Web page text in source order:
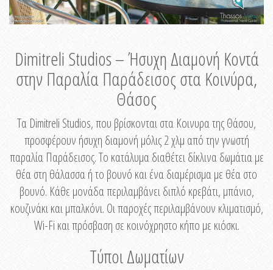
Dimitreli Studios – Ήσυχη Διαμονή Κοντά
στην Παραλία Παράδεισος στα Κοινύρα,
Θάσος
Τα Dimitreli Studios, που βρίσκονται στα Κοινυρα της Θάσου,
προσφέρουν ήσυχη διαμονή μόλις 2 χλμ από την γνωστή
παραλία Παράδεισος. Το κατάλυμα διαθέτει δίκλινα δωμάτια με
θέα στη θάλασσα ή το βουνό και ένα διαμέρισμα με θέα στο
βουνό. Κάθε μονάδα περιλαμβάνει διπλό κρεβάτι, μπάνιο,
κουζινάκι και μπαλκόνι. Οι παροχές περιλαμβάνουν κλιματισμό,
Wi-Fi και πρόσβαση σε κοινόχρηστο κήπο με κιόσκι.
Τύποι Δωματίων